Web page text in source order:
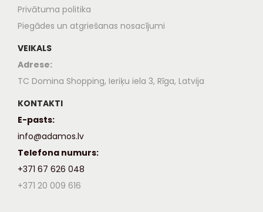
Privātuma politika
Piegādes un atgriešanas nosacījumi
VEIKALS
Adrese:
TC Domina Shopping, Ieriķu iela 3, Rīga, Latvija
KONTAKTI
E-pasts:
info@adamos.lv
Telefona numurs:
+371 67 626 048
+371 20 009 616